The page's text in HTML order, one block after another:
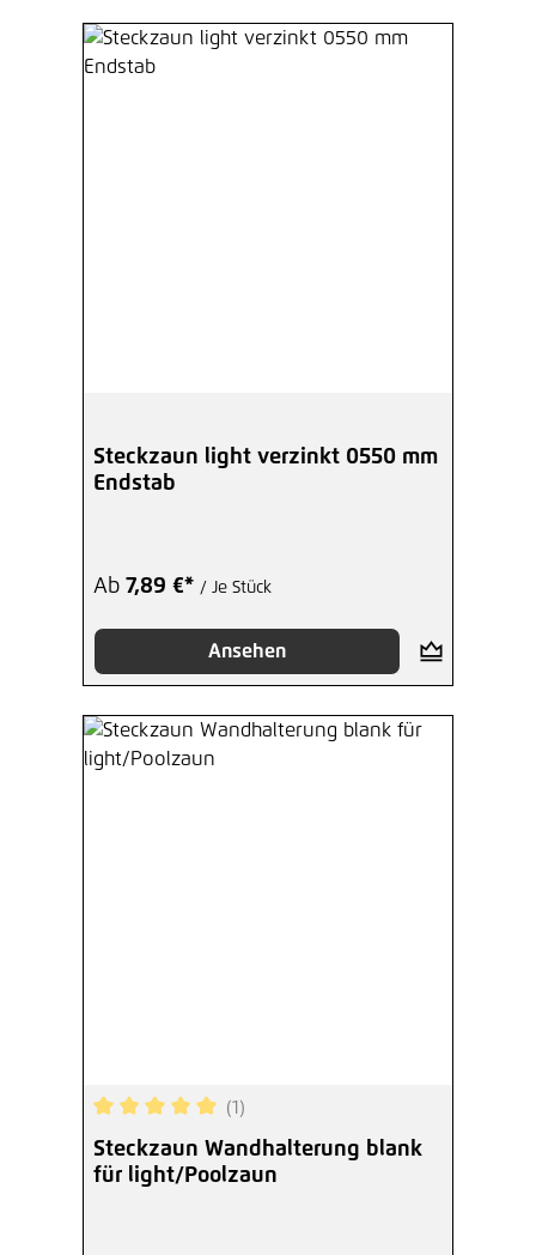
Steckzaun light verzinkt 0550 mm
Endstab
Ab 7,89 €* / Je Stück
Ansehen
Durchschnittliche Bewertung von 5 von 5
(1)
Steckzaun Wandhalterung blank
für light/Poolzaun